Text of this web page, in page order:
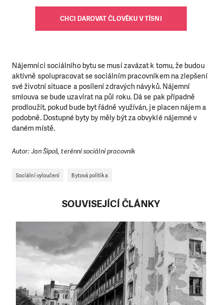
CHCI DAROVAT ČLOVĚKU V TÍSNI
Nájemníci sociálního bytu se musí zavázat k tomu, že budou
aktivně spolupracovat se sociálním pracovníkem na zlepšení
své životní situace a posílení zdravých návyků. Nájemní
smlouva se bude uzavírat na půl roku. Dá se pak případně
prodloužit, pokud bude byt řádně využíván, je placen nájem a
podobně. Dostupné byty by měly být za obvyklé nájemné v
daném místě.
Autor: Jan Šipoš, terénní sociální pracovník
Sociální vyloučení Bytová politika
SOUVISEJÍCÍ ČLÁNKY